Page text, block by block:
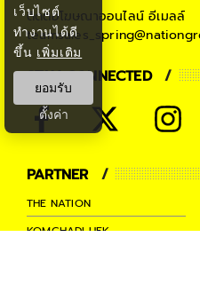
ติดต่อโฆษณาออนไลน์ อีเมลล์
STAY CONNECTED
PARTNER
THE NATION
KOMCHADLUEK
เว็บไซต์
ทำงานได้ดี
ขึ้น เพิ่มเติม
ยอมรับ
ตั้งค่า